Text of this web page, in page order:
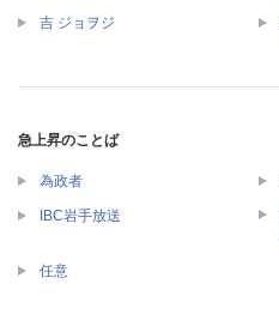
吉 ジョヲジ
急上昇のことば
為政者
IBC岩手放送
任意